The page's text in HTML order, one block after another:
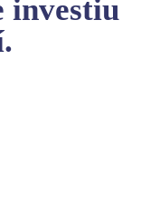
investiu